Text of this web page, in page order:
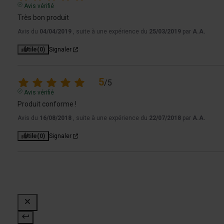
Avis vérifié
Très bon produit
Avis du 04/04/2019 , suite à une expérience du 25/03/2019 par A.A.
Utile(0) Signaler
5/5
Avis vérifié
Produit conforme !
Avis du 16/08/2018 , suite à une expérience du 22/07/2018 par A.A.
Utile(0) Signaler